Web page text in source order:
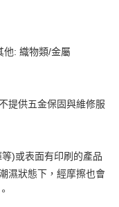
截止日，確認付款後即完
付你分期系統評分，恕無
每月結算日後寄送繳費提
付方式。 讓您購物簡單
: 織物類/金屬
提供五金保固與維修服
)或表面有印刷的產品
濕狀態下，經摩擦也會